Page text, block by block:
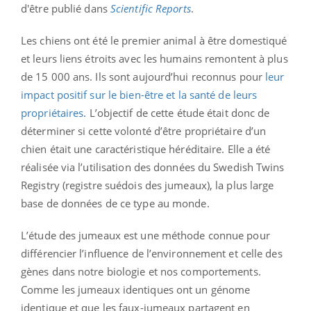
d'être publié dans Scientific Reports.
Les chiens ont été le premier animal à être domestiqué
et leurs liens étroits avec les humains remontent à plus
de 15 000 ans. Ils sont aujourd’hui reconnus pour leur
impact positif sur le bien-être et la santé de leurs
propriétaires. L’objectif de cette étude était donc de
déterminer si cette volonté d’être propriétaire d’un
chien était une caractéristique héréditaire. Elle a été
réalisée via l’utilisation des données du Swedish Twins
Registry (registre suédois des jumeaux), la plus large
base de données de ce type au monde.
L’étude des jumeaux est une méthode connue pour
différencier l’influence de l’environnement et celle des
gènes dans notre biologie et nos comportements.
Comme les jumeaux identiques ont un génome
identique et que les faux-jumeaux partagent en